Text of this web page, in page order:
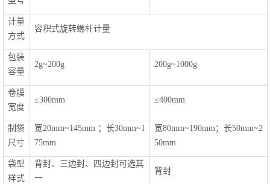
计量
方式
容积式旋转螺杆计量
包装
容量
2g~200g 200g~1000g
卷膜
宽度
≤300mm ≤400mm
制袋
尺寸
宽20mm~145mm ；长30mm~1
75mm
宽80mm~190mm；长50mm~2
50mm
袋型
样式
背封、三边封、四边封可选其
一
背封